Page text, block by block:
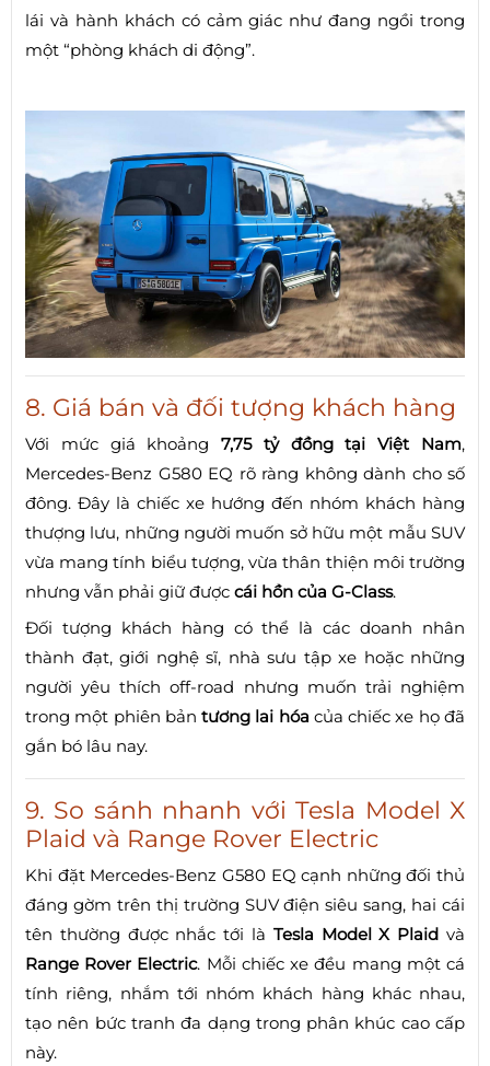
lái và hành khách có cảm giác như đang ngồi trong
một “phòng khách di động”.
8. Giá bán và đối tượng khách hàng
Với mức giá khoảng7,75 tỷ đồng tại Việt Nam,
Mercedes-Benz G580 EQ rõ ràng không dành cho số
đông. Đây là chiếc xe hướng đến nhóm khách hàng
thượng lưu, những người muốn sở hữu một mẫu SUV
vừa mang tính biểu tượng, vừa thân thiện môi trường
nhưng vẫn phải giữ được cái hồn của G-Class.
Đối tượng khách hàng có thể là các doanh nhân
thành đạt, giới nghệ sĩ, nhà sưu tập xe hoặc những
người yêu thích off-road nhưng muốn trải nghiệm
trong một phiên bảntương lai hóa của chiếc xe họ đã
gắn bó lâu nay.
9. So sánh nhanh với Tesla Model X
Plaid và Range Rover Electric
Khi đặt Mercedes-Benz G580 EQ cạnh những đối thủ
đáng gờm trên thị trường SUV điện siêu sang, hai cái
tên thường được nhắc tới là Tesla Model X Plaid và
Range Rover Electric. Mỗi chiếc xe đều mang một cá
tính riêng, nhắm tới nhóm khách hàng khác nhau,
tạo nên bức tranh đa dạng trong phân khúc cao cấp
này.